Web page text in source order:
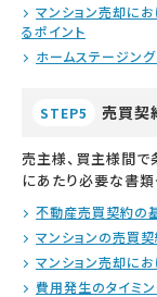
マンション売却に
るポイント
ホームステージン
STEP5 売買契
売主様、買主様間で
にあたり必要な書類
不動産売買契約の
マンションの売買契
マンション売却に
費用発生のタイミ